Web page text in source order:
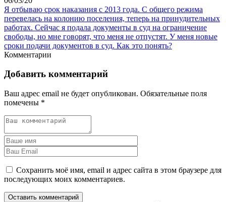
Я отбываю срок наказания с 2013 года. С общего режима
перевелась на колонию поселения, теперь на принудительных
работах. Сейчас я подала документы в суд на ограничение
свободы, но мне говорят, что меня не отпустят. У меня новые
сроки подачи документов в суд. Как это понять?
Комментарии
Добавить комментарий
Ваш адрес email не будет опубликован. Обязательные поля
помечены *
Сохранить моё имя, email и адрес сайта в этом браузере для
последующих моих комментариев.
Оставить комментарий